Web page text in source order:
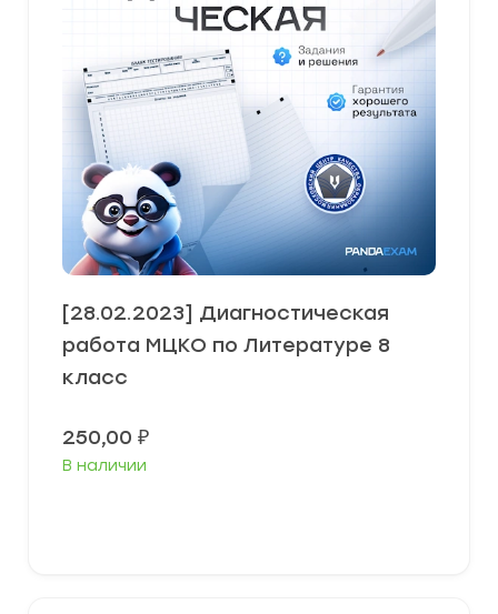
[28.02.2023] Диагностическая
работа МЦКО по Литературе 8
класс
250,00 ₽
В наличии